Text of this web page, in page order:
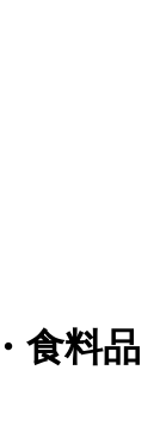
食料品